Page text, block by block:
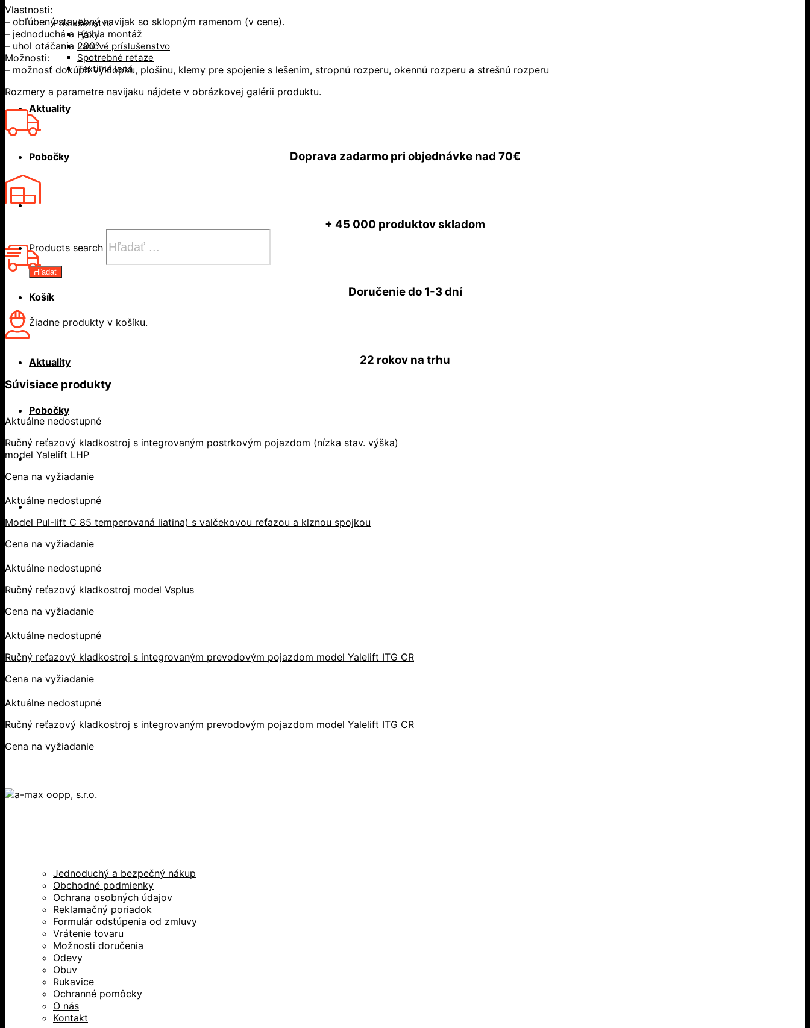
Príslušenstvo
Háky
Lanové príslušenstvo
Spotrebné reťaze
Textilné laná
Aktuality
Pobočky
Products search
Hľadať
Košík
Žiadne produkty v košíku.
Aktuality
Pobočky
Vlastnosti:
– obľúbený stavebný navijak so sklopným ramenom (v cene).
– jednoduchá a rýchla montáž
– uhol otáčania 200°
Možnosti:
– možnosť dokúpiť výklopku, plošinu, klemy pre spojenie s lešením, stropnú rozperu, okennú rozperu a strešnú rozperu
Rozmery a parametre navijaku nájdete v obrázkovej galérii produktu.
Doprava zadarmo pri objednávke nad 70€
+ 45 000 produktov skladom
Doručenie do1-3 dní
22 rokov na trhu
Súvisiace produkty
Aktuálne nedostupné
Ručný reťazový kladkostroj s integrovaným postrkovým pojazdom (nízka stav. výška)
model Yalelift LHP
Cena na vyžiadanie
Aktuálne nedostupné
Model Pul-lift C 85 temperovaná liatina) s valčekovou reťazou a klznou spojkou
Cena na vyžiadanie
Aktuálne nedostupné
Ručný reťazový kladkostroj model Vsplus
Cena na vyžiadanie
Aktuálne nedostupné
Ručný reťazový kladkostroj s integrovaným prevodovým pojazdom model Yalelift ITG CR
Cena na vyžiadanie
Aktuálne nedostupné
Ručný reťazový kladkostroj s integrovaným prevodovým pojazdom model Yalelift ITG CR
Cena na vyžiadanie
Jednoduchý a bezpečný nákup
Obchodné podmienky
Ochrana osobných údajov
Reklamačný poriadok
Formulár odstúpenia od zmluvy
Vrátenie tovaru
Možnosti doručenia
Odevy
Obuv
Rukavice
Ochranné pomôcky
O nás
Kontakt